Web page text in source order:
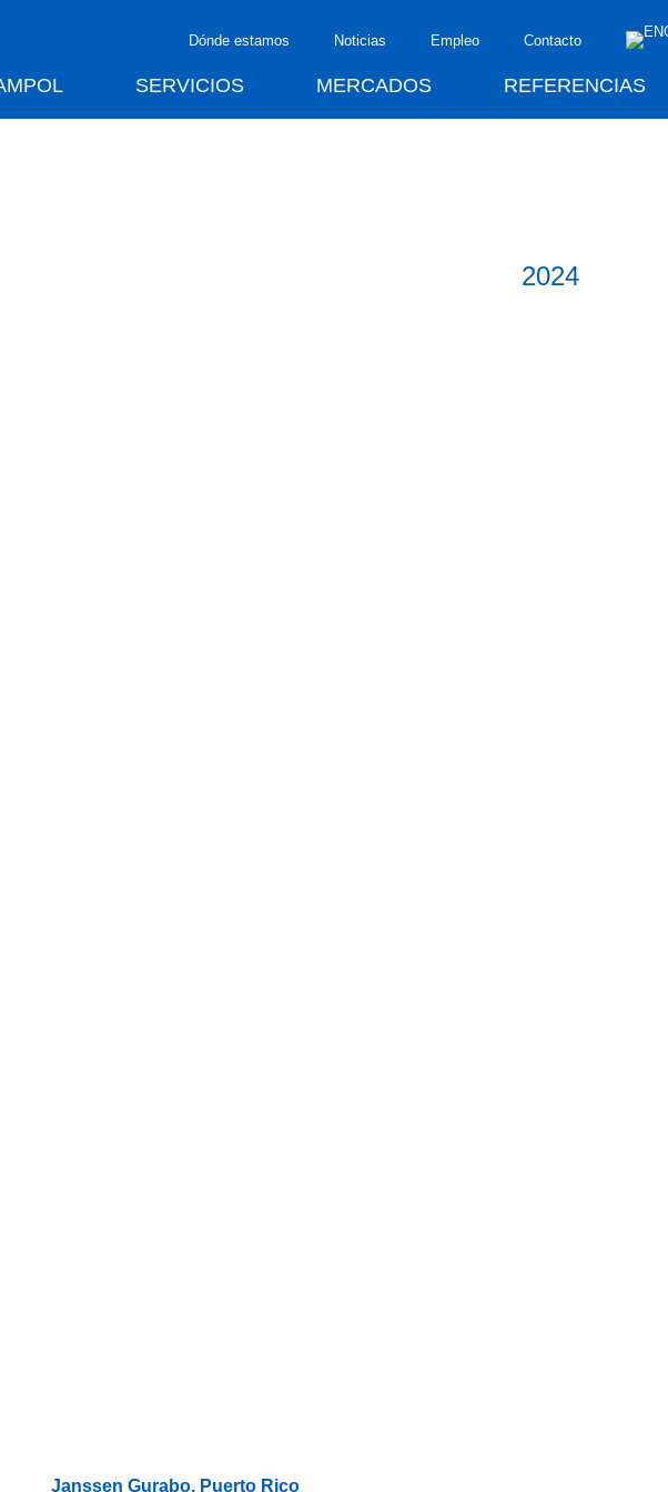
Dónde estamos Noticias Empleo Contacto
SERVICIOS MERCADOS REFERENCIAS
2024
Janssen Gurabo, Puerto Rico